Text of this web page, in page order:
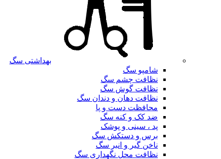
بهداشتی سگ
شامپو سگ
نظافت چشم سگ
نظافت گوش سگ
نظافت دهان و دندان سگ
محافظت دست و پا
ضد کک و کنه سگ
پد ، سینی و پوشک
برس و دستکش سگ
ناخن گیر و انبر سگ
نظافت محل نگهداری سگ